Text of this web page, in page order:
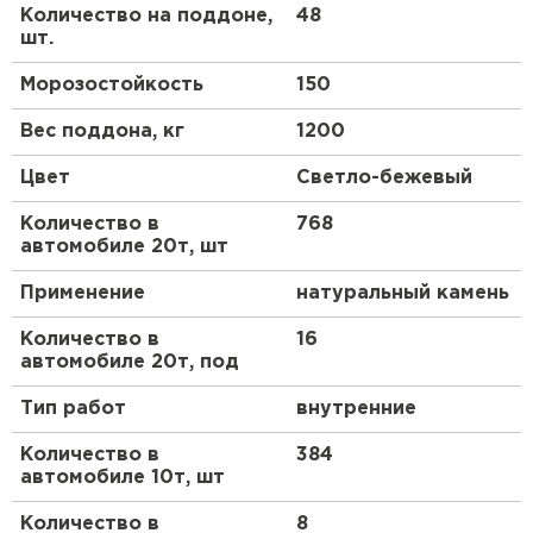
конструкций. Упаковка в 25 кг удобна для
транспортировки и хранения, а простота
приготовления раствора делает его доступным
даже для непрофессионалов.
Преимущества
Эта смесь выделяется на рынке благодаря ряду
ключевых достоинств, которые делают её
предпочтительным выбором для строительных
Высокая прочность и адгезия
Состав обеспечивает отличное сцепление с
поверхностями, минимизируя риск трещин и
отслоений со временем. Прочность на сжатие
надежность конструкций в различных
климатических условиях.
Эстетическая привлекательность
Количество на поддоне,
шт.
48
Морозостойкость 150
Вес поддона, кг 1200
Цвет Светло-бежевый
Количество в
автомобиле 20т, шт
768
Применение натуральный камень
Количество в
автомобиле 20т, под
16
Тип работ внутренние
Количество в
автомобиле 10т, шт
384
Количество в
8